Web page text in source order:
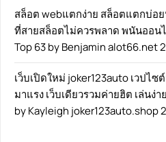
สล็อต webแตกง่าย สล็อตแตกบ่อย
ที่สายสล็อตไม่ควรพลาด พนันออน
Top 63 by Benjamin alot66.net
เว็บเปิดใหม่ joker123auto เวปไ
มาแรง เว็บเดียวรวมค่ายฮิต เล่นง่
by Kayleigh joker123auto.shop